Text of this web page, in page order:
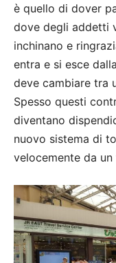
è quello di dover
dove degli addetti
inchinano e
entra e si esce
deve cambiare tra
Spesso questi
diventano
nuovo sistema di
velocemente da un